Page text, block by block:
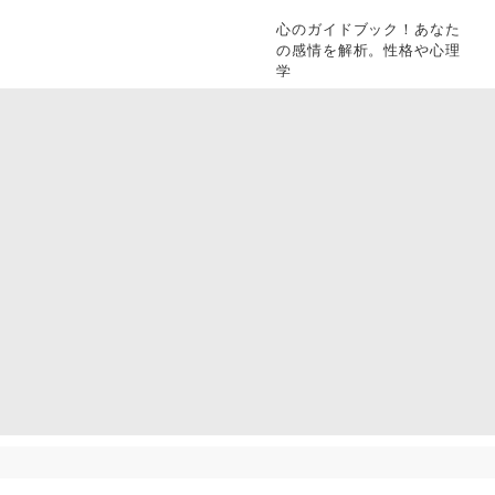
心のガイドブック！あなた
の感情を解析。性格や心理
学